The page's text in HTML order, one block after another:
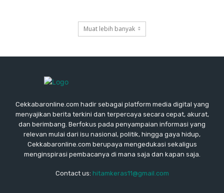
Muat lebih banyak
Cekkabaronline.com hadir sebagai platform media digital yang
menyajikan berita terkini dan terpercaya secara cepat, akurat,
dan berimbang. Berfokus pada penyampaian informasi yang
relevan mulai dari isu nasional, politik, hingga gaya hidup,
Cekkabaronline.com berupaya mengedukasi sekaligus
menginspirasi pembacanya di mana saja dan kapan saja.
Contact us: hitamkeras11@gmail.com